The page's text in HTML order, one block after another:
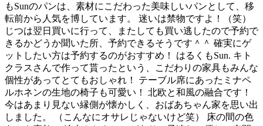
もSunのパンは、素材にこだわった美味しいパンとして、移
転前から人気を博しています。 迷いは禁物ですよ！（笑）
じつは翌日買いに行って、またしても買い逃したので予約で
きるかどうか聞いた所、予約できるそうです＾＾ 確実にゲ
ットしたい方は予約するのがおすすめ！ はるくもSun. キト
クラスさんで作って貰ったという、こだわりの家具もみんな
個性があってとてもおしゃれ！ テーブル席にあったミナペ
ルホネンの生地の椅子も可愛い！ 北欧と和風の融合です！
今はあまり見ない縁側が懐かしく、おばあちゃん家を思い出
しました。 （こんなにオサレじゃないけど笑） 床の間の色